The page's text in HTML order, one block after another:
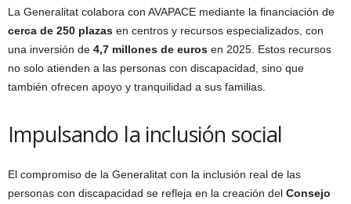
La Generalitat colabora con AVAPACE mediante la financiación de
cerca de 250 plazas en centros y recursos especializados, con
una inversión de 4,7 millones de euros en 2025. Estos recursos
no solo atienden a las personas con discapacidad, sino que
también ofrecen apoyo y tranquilidad a sus familias.
Impulsando la inclusión social
El compromiso de la Generalitat con la inclusión real de las
personas con discapacidad se refleja en la creación del Consejo